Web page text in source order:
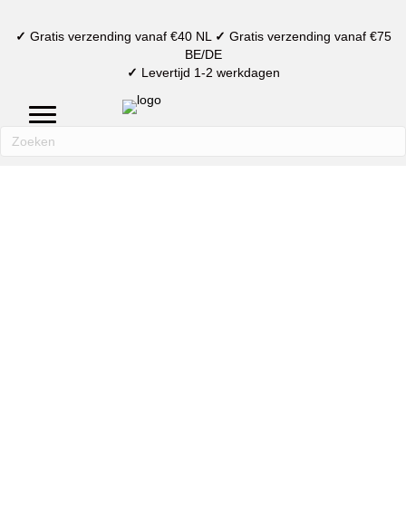
✓ Gratis verzending vanaf €40 NL ✓ Gratis verzending vanaf €75
BE/DE
✓ Levertijd 1-2 werkdagen